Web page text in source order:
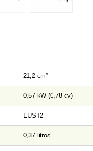
21,2 cm³
0,57 kW (0,78 cv)
EUST2
0,37 litros